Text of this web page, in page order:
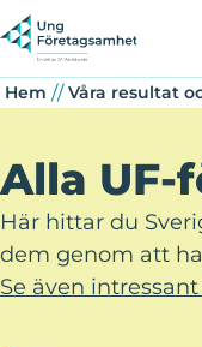
Hoppa
till
huvudinnehåll
Länkstig
Hem // Våra resultat
Alla UF-
Här hittar du
dem genom att
Se även